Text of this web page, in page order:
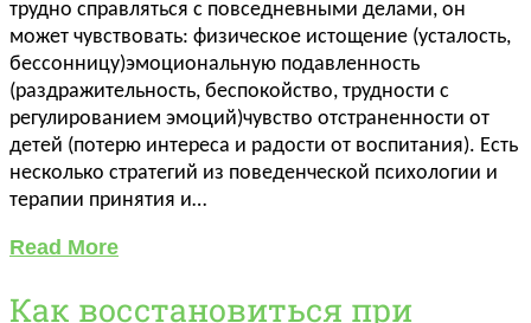
трудно справляться с повседневными делами, он
может чувствовать: физическое истощение (усталость,
бессонницу)эмоциональную подавленность
(раздражительность, беспокойство, трудности с
регулированием эмоций)чувство отстраненности от
детей (потерю интереса и радости от воспитания). Есть
несколько стратегий из поведенческой психологии и
терапии принятия и…
Read More
Как восстановиться при